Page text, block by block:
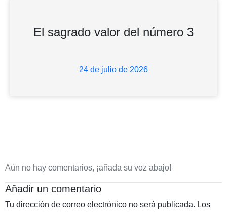
El sagrado valor del número 3
24 de julio de 2026
Aún no hay comentarios, ¡añada su voz abajo!
Añadir un comentario
Tu dirección de correo electrónico no será publicada. Los